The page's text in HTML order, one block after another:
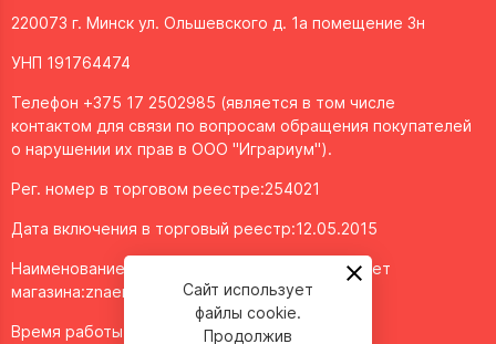
220073 г. Минск ул. Ольшевского д. 1а помещение 3н
УНП 191764474
Телефон +375 17 2502985 (является в том числе
контактом для связи по вопросам обращения покупателей
о нарушении их прав в ООО "Играриум").
Рег. номер в торговом реестре:254021
Дата включения в торговый реестр:12.05.2015
Наименование объекта/доменное имя интернет
магазина:znaemigraem.by
Время работы: ежедневно с 11:00 до 20:00
Сайт использует
файлы cookie.
Продолжив